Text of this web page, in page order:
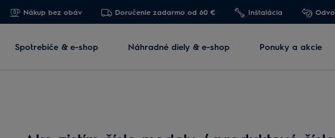
Nákup bez obáv Doručenie zadarmo od 60 € Inštalácia
Spotrebiče & e-shop Náhradné diely & e-shop Ponuky a akcie